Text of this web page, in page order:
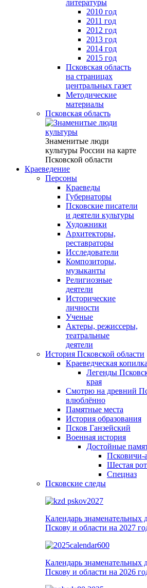
литературы
2010 год
2011 год
2012 год
2013 год
2014 год
2015 год
Псковская область
на страницах
центральных газет
Методические
материалы
Псковская область
Знаменитые люди
культуры России на карте
Псковской области
Краеведение
Персоны
Краеведы
Губернаторы
Псковские писатели
и деятели культуры
Художники
Архитекторы,
реставраторы
Исследователи
Композиторы,
музыканты
Религиозные
деятели
Исторические
личности
Ученые
Актеры, режиссеры,
театральные
деятели
История Псковской области
Краеведческая копилка
Легенды
края
Смотрю на древний
влюблённо
Памятные места
История образования
Псков Ганзейский
Военная история
Достойные
Псковичи-
Шестая
Спецназ
Псковские следы
Календарь знаменательных
Пскову и области на 2027
Календарь знаменательных
Пскову и области на 2026